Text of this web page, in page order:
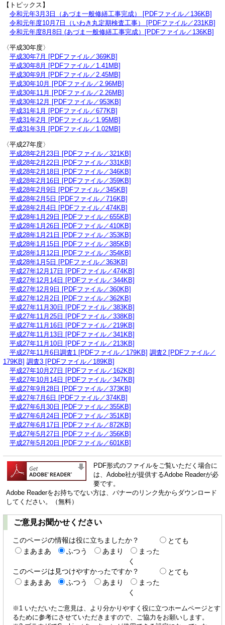
【トピックス】
令和元年3月3日（あづま一般修繕工事完成） [PDFファイル／136KB]
令和元年度10月7日（いわき丸定期検査工事） [PDFファイル／231KB]
令和元年度8月8日 (あづま一般修繕工事完成）[PDFファイル／136KB]
〈平成30年度〉
平成30年7月 [PDFファイル／369KB]
平成30年8月 [PDFファイル／1.41MB]
平成30年9月 [PDFファイル／2.45MB]
平成30年10月 [PDFファイル／2.96MB]
平成30年11月 [PDFファイル／2.26MB]
平成30年12月 [PDFファイル／953KB]
平成31年1月 [PDFファイル／677KB]
平成31年2月 [PDFファイル／1.95MB]
平成31年3月 [PDFファイル／1.02MB]
〈平成27年度〉
平成28年2月23日 [PDFファイル／321KB]
平成28年2月22日 [PDFファイル／331KB]
平成28年2月18日 [PDFファイル／346KB]
平成28年2月16日 [PDFファイル／359KB]
平成28年2月9日 [PDFファイル／345KB]
平成28年2月5日 [PDFファイル／716KB]
平成28年2月4日 [PDFファイル／474KB]
平成28年1月29日 [PDFファイル／655KB]
平成28年1月26日 [PDFファイル／410KB]
平成28年1月21日 [PDFファイル／353KB]
平成28年1月15日 [PDFファイル／385KB]
平成28年1月12日 [PDFファイル／354KB]
平成28年1月5日 [PDFファイル／363KB]
平成27年12月17日 [PDFファイル／474KB]
平成27年12月14日 [PDFファイル／344KB]
平成27年12月9日 [PDFファイル／360KB]
平成27年12月2日 [PDFファイル／362KB]
平成27年11月30日 [PDFファイル／383KB]
平成27年11月25日 [PDFファイル／338KB]
平成27年11月16日 [PDFファイル／219KB]
平成27年11月13日 [PDFファイル／341KB]
平成27年11月10日 [PDFファイル／213KB]
平成27年11月6日調査1 [PDFファイル／179KB] 調査2 [PDFファイル／
179KB] 調査3 [PDFファイル／189KB]
平成27年10月27日 [PDFファイル／162KB]
平成27年10月14日 [PDFファイル／347KB]
平成27年9月28日 [PDFファイル／373KB]
平成27年7月6日 [PDFファイル／374KB]
平成27年6月30日 [PDFファイル／355KB]
平成27年6月24日 [PDFファイル／351KB]
平成27年6月17日 [PDFファイル／872KB]
平成27年5月27日 [PDFファイル／356KB]
平成27年5月20日 [PDFファイル／601KB]
PDF形式のファイルをご覧いただく場合に
は、Adobe社が提供するAdobe Readerが必
要です。
Adobe Readerをお持ちでない方は、バナーのリンク先からダウンロード
してください。（無料）
ご意見お聞かせください
このページの情報は役に立ちましたか？
とても
まあまあ
ふつう あまり
まった
く
このページは見つけやすかったですか？
とても
まあまあ
ふつう あまり
まった
く
※1 いただいたご意見は、より分かりやすく役に立つホームページとす
るために参考にさせていただきますので、ご協力をお願いします。